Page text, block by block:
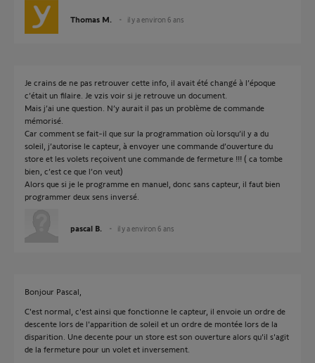
Thomas M. il y a environ 6 ans
Je crains de ne pas retrouver cette info, il avait été changé à l’époque
c’était un filaire. Je vzis voir si je retrouve un document.
Mais j’ai une question. N’y aurait il pas un problème de commande
mémorisé.
Car comment se fait-il que sur la programmation où lorsqu’il y a du
soleil, j’autorise le capteur, à envoyer une commande d’ouverture du
store et les volets reçoivent une commande de fermeture !!! ( ca tombe
bien, c’est ce que l’on veut)
Alors que si je le programme en manuel, donc sans capteur, il faut bien
programmer deux sens inversé.
pascal B. il y a environ 6 ans
Bonjour Pascal,
C'est normal, c'est ainsi que fonctionne le capteur, il envoie un ordre de
descente lors de l'apparition de soleil et un ordre de montée lors de la
disparition. Une decente pour un store est son ouverture alors qu'il s'agit
de la fermeture pour un volet et inversement.